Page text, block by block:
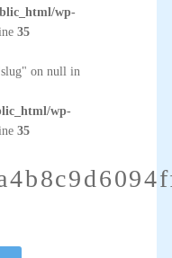
wp-
35
on null in
wp-
35